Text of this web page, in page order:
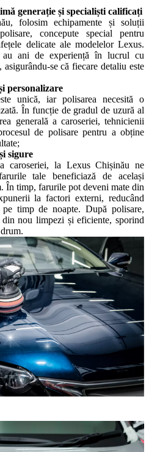
generație și specialiști calificați
folosim echipamente și soluții
concepute special pentru
delicate ale modelelor Lexus.
au ani de experiență în lucrul cu
se că fiecare detaliu este
personalizare
unică, iar polisarea necesită o
În funcție de gradul de uzură al
generală a caroseriei, tehnicienii
de polisare pentru a obține
sigure
caroseriei, la Lexus Chișinău ne
tale beneficiază de același
În timp, farurile pot deveni mate din
la factori externi, reducând
timp de noapte. După polisare,
nou limpezi și eficiente, sporind